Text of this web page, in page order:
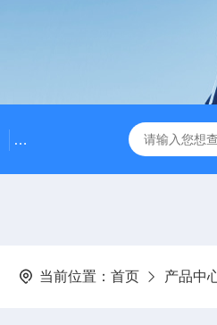
NE3100电涡流位移传感器
当前位置： 首页 产品中